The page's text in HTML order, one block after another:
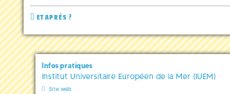
ET APRÈS ?
Infos pratiques
Institut Universitaire Européen de la Mer (IUEM)
Site web